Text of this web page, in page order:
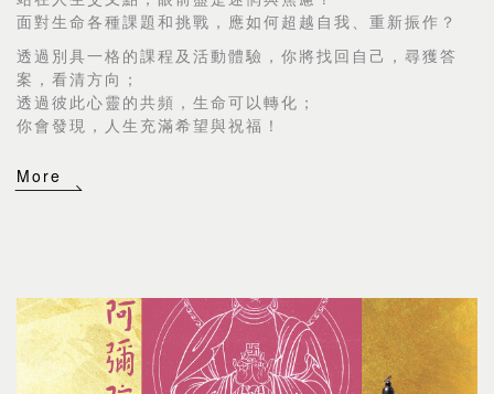
面對生命各種課題和挑戰，應如何超越自我、重新振作？
透過別具一格的課程及活動體驗，你將找回自己，尋獲答
案，看清方向；
透過彼此心靈的共頻，生命可以轉化；
你會發現，人生充滿希望與祝福！
More